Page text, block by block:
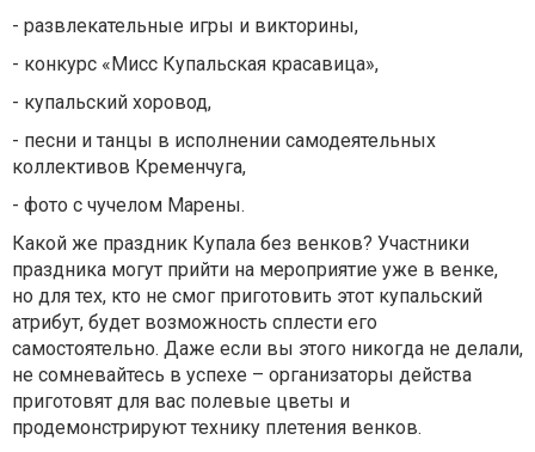
- развлекательные игры и викторины,
- конкурс «Мисс Купальская красавица»,
- купальский хоровод,
- песни и танцы в исполнении самодеятельных
коллективов Кременчуга,
- фото с чучелом Марены.
Какой же праздник Купала без венков? Участники
праздника могут прийти на мероприятие уже в венке,
но для тех, кто не смог приготовить этот купальский
атрибут, будет возможность сплести его
самостоятельно. Даже если вы этого никогда не делали,
не сомневайтесь в успехе – организаторы действа
приготовят для вас полевые цветы и
продемонстрируют технику плетения венков.